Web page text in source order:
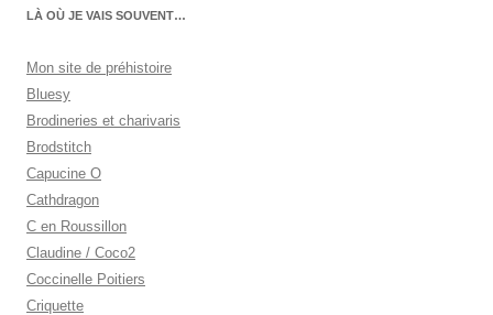
LÀ OÙ JE VAIS SOUVENT…
Mon site de préhistoire
Bluesy
Brodineries et charivaris
Brodstitch
Capucine O
Cathdragon
C en Roussillon
Claudine / Coco2
Coccinelle Poitiers
Criquette